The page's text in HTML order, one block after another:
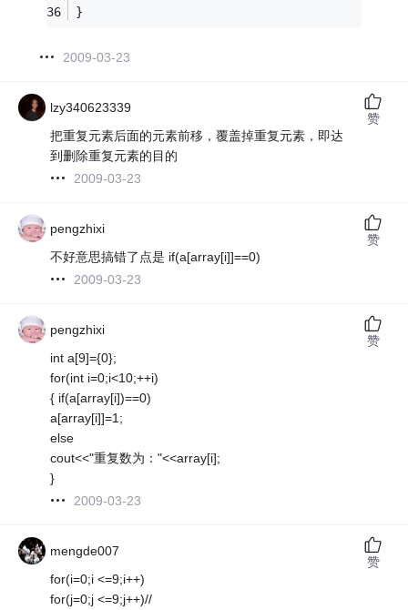
}
2009-03-23
lzy340623339
把重复元素后面的元素前移，覆盖掉重复元素，即达
到删除重复元素的目的
2009-03-23
赞
pengzhixi
不好意思搞错了点是 if(a[array[i]]==0)
2009-03-23
赞
pengzhixi
int a[9]={0};
for(int i=0;i<10;++i)
{ if(a[array[i])==0)
a[array[i]]=1;
else
cout<<"重复数为："<<array[i];
}
2009-03-23
赞
mengde007
for(i=0;i <=9;i++)
for(j=0;j <=9;j++)//
赞